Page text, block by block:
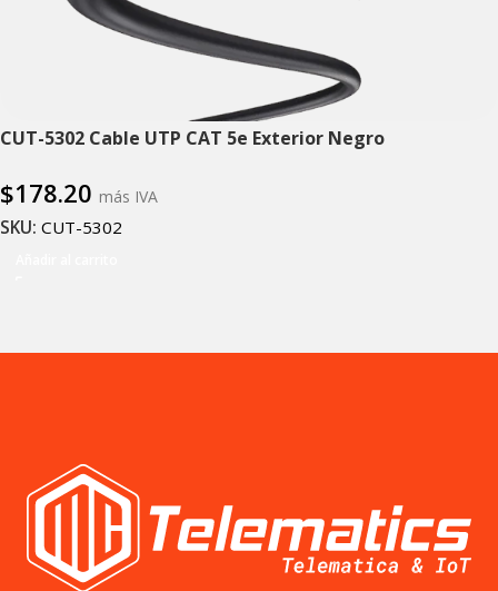
CUT-5302 Cable UTP CAT 5e Exterior Negro
$178.20 más IVA
SKU: CUT-5302